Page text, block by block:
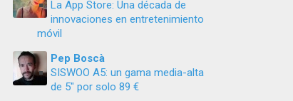
La App Store: Una década de
innovaciones en entretenimiento
móvil
Pep Boscà
SISWOO A5: un gama media-alta
de 5″ por solo 89 €